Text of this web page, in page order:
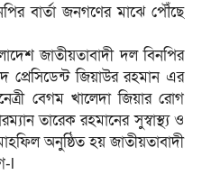
বার্তা জনগণের মাঝে পৌঁছে
জাতীয়তাবাদী দল বিনপির
প্রেসিডেন্ট জিয়াউর রহমান এর
বেগম খালেদা জিয়ার রোগ
তারেক রহমানের সুস্বাস্থ্য ও
অনুষ্ঠিত হয় জাতীয়তাবাদী
l